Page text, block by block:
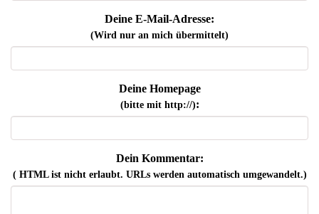
Deine E-Mail-Adresse:
(Wird nur an mich übermittelt)
Deine Homepage
(bitte mit http://):
Dein Kommentar:
( HTML ist nichterlaubt. URLs werden automatisch umgewandelt.)